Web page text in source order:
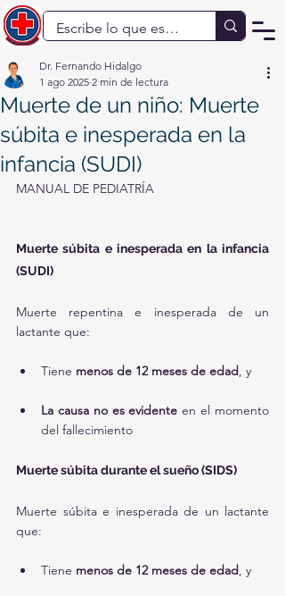
Muerte de un niño: Muerte
súbita e inesperada en la
infancia (SUDI)
Dr. Fernando Hidalgo
1 ago 2025 2 min de lectura
MANUAL DE PEDIATRÍA
Muerte súbita e inesperada en la infancia
(SUDI)
Muerte repentina e inesperada de un
lactante que:
Tiene menos de 12 meses de edad, y
La causa no es evidente en el momento
del fallecimiento
Muerte súbita durante el sueño (SIDS)
Muerte súbita e inesperada de un lactante
que:
Tiene menos de 12 meses de edad, y